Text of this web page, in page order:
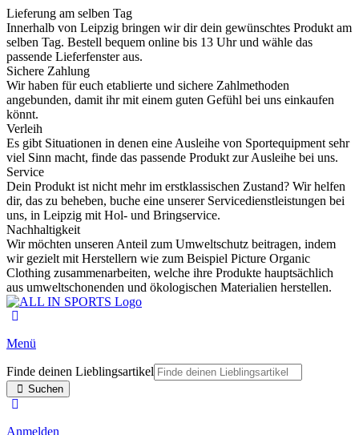
Lieferung am selben Tag
Innerhalb von Leipzig bringen wir dir dein gewünschtes Produkt am
selben Tag. Bestell bequem online bis 13 Uhr und wähle das
passende Lieferfenster aus.
Sichere Zahlung
Wir haben für euch etablierte und sichere Zahlmethoden
angebunden, damit ihr mit einem guten Gefühl bei uns einkaufen
könnt.
Verleih
Es gibt Situationen in denen eine Ausleihe von Sportequipment sehr
viel Sinn macht, finde das passende Produkt zur Ausleihe bei uns.
Service
Dein Produkt ist nicht mehr im erstklassischen Zustand? Wir helfen
dir, das zu beheben, buche eine unserer Servicedienstleistungen bei
uns, in Leipzig mit Hol- und Bringservice.
Nachhaltigkeit
Wir möchten unseren Anteil zum Umweltschutz beitragen, indem
wir gezielt mit Herstellern wie zum Beispiel Picture Organic
Clothing zusammenarbeiten, welche ihre Produkte hauptsächlich
aus umweltschonenden und ökologischen Materialien herstellen.
Menü
Finde deinen Lieblingsartikel
Suchen
Anmelden